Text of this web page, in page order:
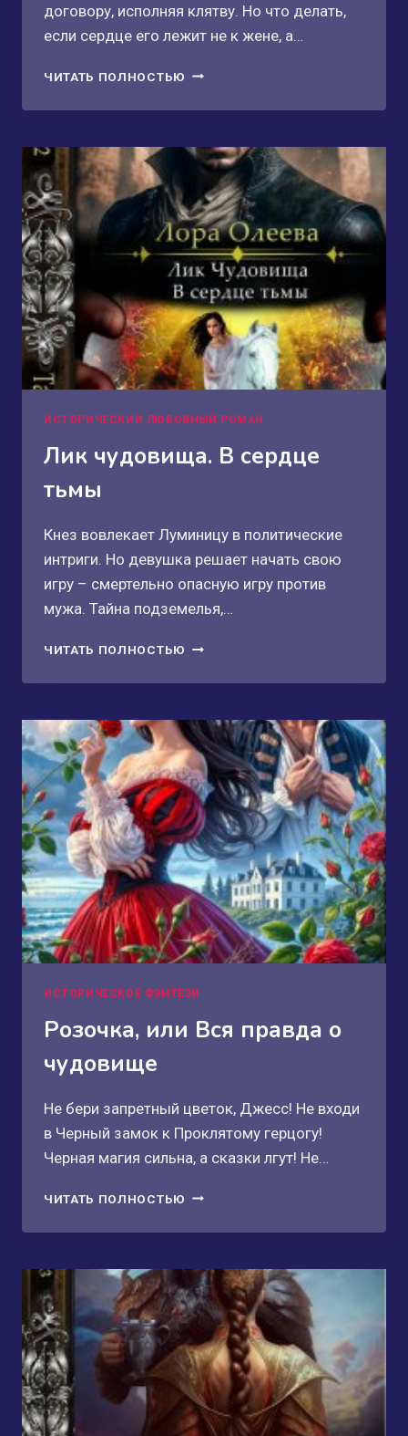
договору, исполняя клятву. Но что делать,
если сердце его лежит не к жене, а…
ЧИТАТЬ ПОЛНОСТЬЮ ГОРИ,
МЕНЯ
ТРОНЬ!
ИСТОРИЧЕСКИЙ ЛЮБОВНЫЙ РОМАН
Лик чудовища. В сердце
тьмы
Кнез вовлекает Луминицу в политические
интриги. Но девушка решает начать свою
игру – смертельно опасную игру против
мужа. Тайна подземелья,…
ЧИТАТЬ ПОЛНОСТЬЮ ЛИК
В
ТЬМЫ
ИСТОРИЧЕСКОЕ ФЭНТЕЗИ
Розочка, или Вся правда о
чудовище
Не бери запретный цветок, Джесс! Не входи
в Черный замок к Проклятому герцогу!
Черная магия сильна, а сказки лгут! Не…
ЧИТАТЬ ПОЛНОСТЬЮ РОЗОЧКА,
ВСЯ
О
ЧУДОВИЩЕ